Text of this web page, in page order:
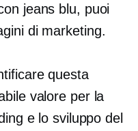
jeans blu, puoi
di marketing.
questa
valore per la
e lo sviluppo del